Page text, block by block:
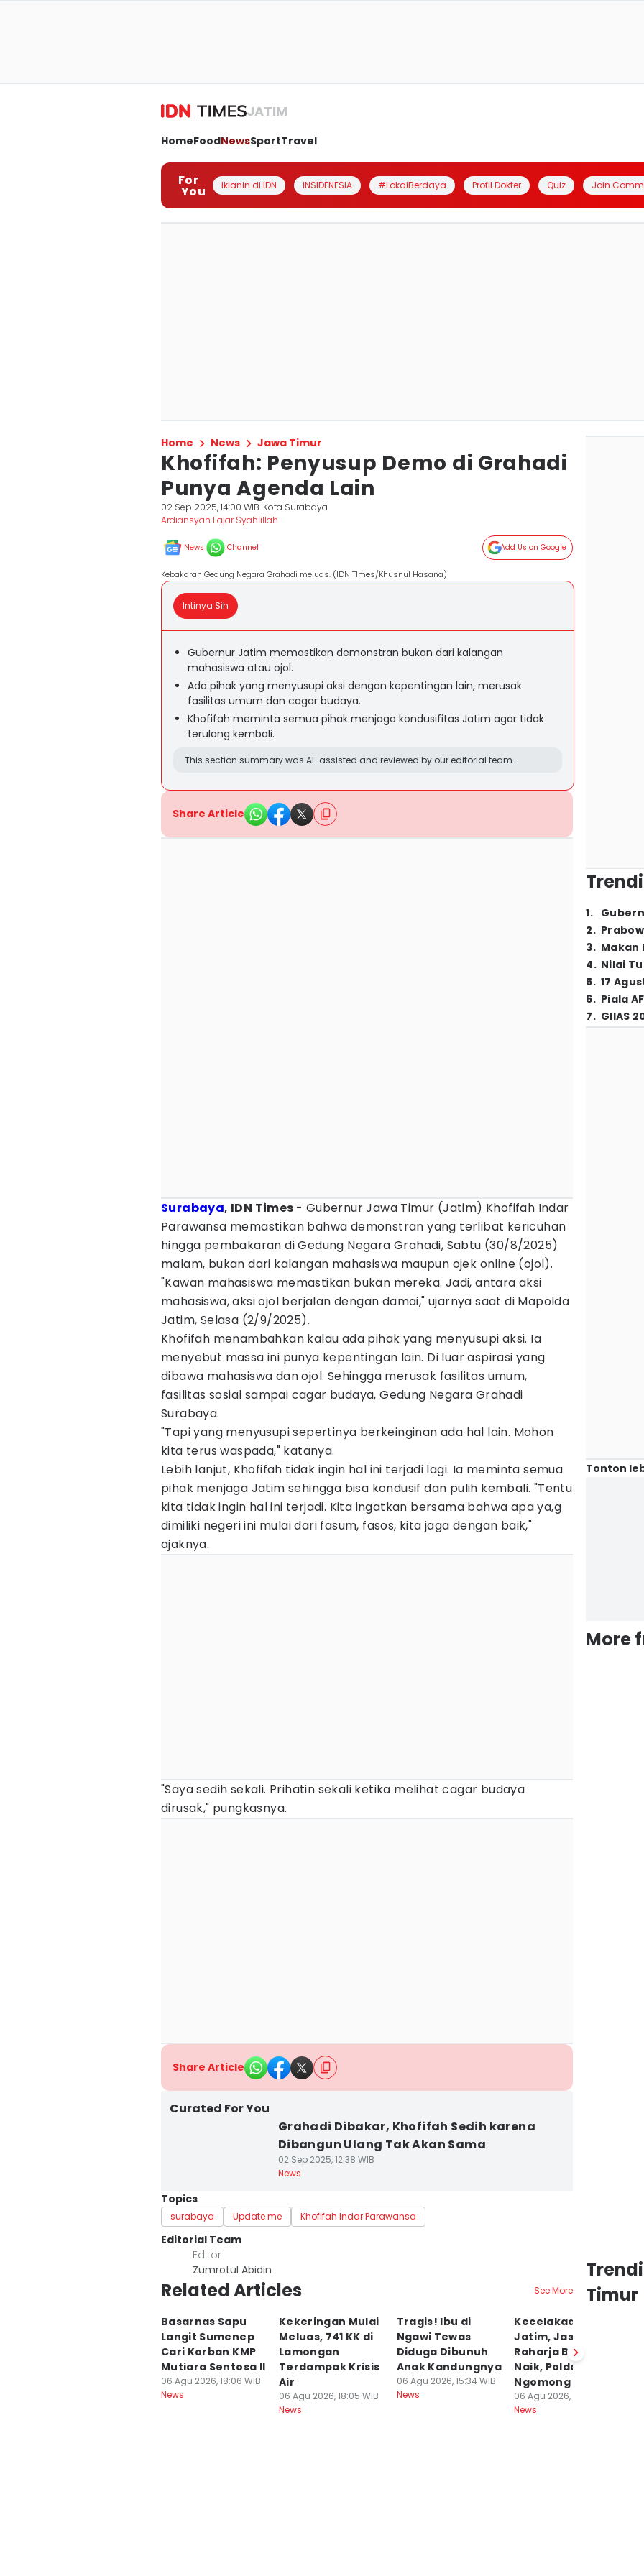
JATIM
HomeFoodNewsSportTravel
For
You Iklanin di IDN INSIDENESIA #LokalBerdaya Profil Dokter Quiz Join
Home News Jawa Timur
Khofifah: Penyusup Demo di Grahadi
Punya Agenda Lain
02 Sep 2025, 14:00 WIB Kota Surabaya
Ardiansyah Fajar Syahlillah
News Channel Add Us on Google
Kebakaran Gedung Negara Grahadi meluas. (IDN TImes/Khusnul Hasana)
Intinya Sih
Gubernur Jatim memastikan demonstran bukan dari kalangan
mahasiswa atau ojol.
Ada pihak yang menyusupi aksi dengan kepentingan lain, merusak
fasilitas umum dan cagar budaya.
Khofifah meminta semua pihak menjaga kondusifitas Jatim agar tidak
terulang kembali.
This section summary was AI-assisted and reviewed by our editorial team.
Share Article
Surabaya, IDN Times - Gubernur Jawa Timur (Jatim) Khofifah Indar
Parawansa memastikan bahwa demonstran yang terlibat kericuhan
hingga pembakaran di Gedung Negara Grahadi, Sabtu (30/8/2025)
malam, bukan dari kalangan mahasiswa maupun ojek online (ojol).
"Kawan mahasiswa memastikan bukan mereka. Jadi, antara aksi
mahasiswa, aksi ojol berjalan dengan damai," ujarnya saat di Mapolda
Jatim, Selasa (2/9/2025).
Khofifah menambahkan kalau ada pihak yang menyusupi aksi. Ia
menyebut massa ini punya kepentingan lain. Di luar aspirasi yang
dibawa mahasiswa dan ojol. Sehingga merusak fasilitas umum,
fasilitas sosial sampai cagar budaya, Gedung Negara Grahadi
Surabaya.
"Tapi yang menyusupi sepertinya berkeinginan ada hal lain. Mohon
kita terus waspada," katanya.
Lebih lanjut, Khofifah tidak ingin hal ini terjadi lagi. Ia meminta semua
pihak menjaga Jatim sehingga bisa kondusif dan pulih kembali. "Tentu
kita tidak ingin hal ini terjadi. Kita ingatkan bersama bahwa apa ya,g
dimiliki negeri ini mulai dari fasum, fasos, kita jaga dengan baik,"
ajaknya.
"Saya sedih sekali. Prihatin sekali ketika melihat cagar budaya
dirusak," pungkasnya.
Share Article
Curated For You
Grahadi Dibakar, Khofifah Sedih karena
Dibangun Ulang Tak Akan Sama
02 Sep 2025, 12:38 WIB
News
Topics
surabaya Update me Khofifah Indar Parawansa
Editorial Team
Editor
Zumrotul Abidin
Related Articles See More
Basarnas Sapu
Langit Sumenep
Cari Korban KMP
Mutiara Sentosa II
06 Agu 2026, 18:06 WIB
News
Kekeringan Mulai
Meluas, 741 KK di
Lamongan
Terdampak Krisis
Air
06 Agu 2026, 18:05 WIB
News
Tragis! Ibu di
Ngawi Tewas
Diduga Dibunuh
Anak Kandungnya
06 Agu 2026, 15:34 WIB
News
Kecelakaan di
Jatim, Jasa
Raharja Bilang
Naik, Polda
Ngomong Turun
06 Agu 2026, 14:28 WIB
News
1.
2.
3. Makan
4. Nilai
5. 17
6. Piala
7. GIIAS
Tonton
More
Timur